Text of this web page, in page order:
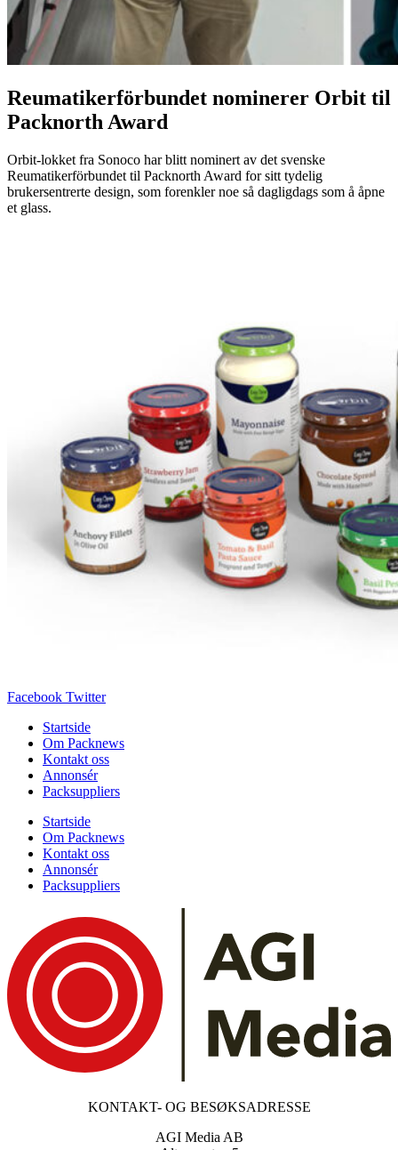
Reumatikerförbundet nominerer Orbit til
Packnorth Award
Orbit-lokket fra Sonoco har blitt nominert av det svenske
Reumatikerförbundet til Packnorth Award for sitt tydelig
brukersentrerte design, som forenkler noe så dagligdags som å åpne
et glass.
Facebook Twitter
Startside
Om Packnews
Kontakt oss
Annonsér
Packsuppliers
Startside
Om Packnews
Kontakt oss
Annonsér
Packsuppliers
KONTAKT- OG BESØKSADRESSE
AGI Media AB